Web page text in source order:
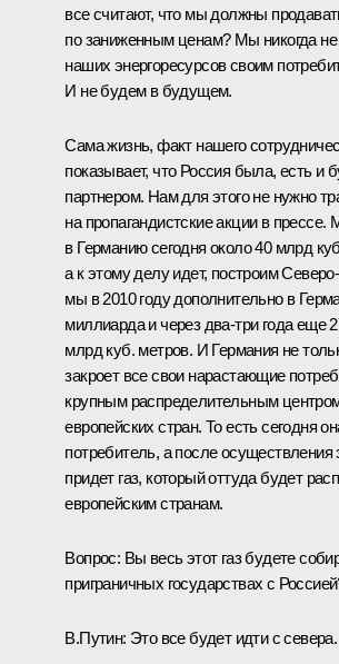
все считают, что мы должны
по заниженным ценам? Мы никогда не
наших энергоресурсов своим
И не будем в будущем.
Сама жизнь, факт нашего
показывает, что Россия была, есть и
партнером. Нам для этого не нужно
на пропагандистские акции в
в Германию сегодня около 40 млрд
а к этому делу идет, построим
мы в 2010 году дополнительно в
миллиарда и через два-три года еще
млрд куб. метров. И Германия не
закроет все свои нарастающие
крупным распределительным
европейских стран. То есть сегодня
потребитель, а после осуществления
придет газ, который оттуда будет
европейским странам.
Вопрос: Вы весь этот газ будете
приграничных государствах с
В.Путин: Это все будет идти с севера.